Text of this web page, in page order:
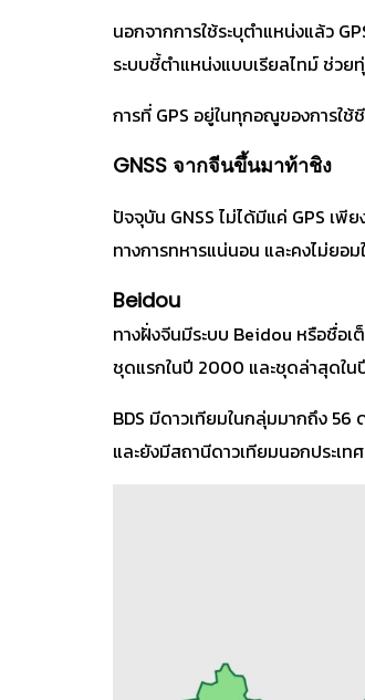
นอกจากการใช้ระบุตำแหน่งแล้ว
ระบบชี้ตำแหน่งแบบเรียลไทม์ ช่วย
การที่ GPS อยู่ในทุกอณูของการใช้
GNSS จากจีนขึ้นมาท้าชิง
ปัจจุบัน GNSS ไม่ได้มีแค่ GPS เพี
ทางการทหารแน่นอน และคงไม่ยอ
Beidou
ทางฝั่งจีนมีระบบ Beidou หรือชื่อเ
ชุดแรกในปี 2000 และชุดล่าสุดใน
BDS มีดาวเทียมในกลุ่มมากถึง 56
และยังมีสถานีดาวเทียมนอกประเท